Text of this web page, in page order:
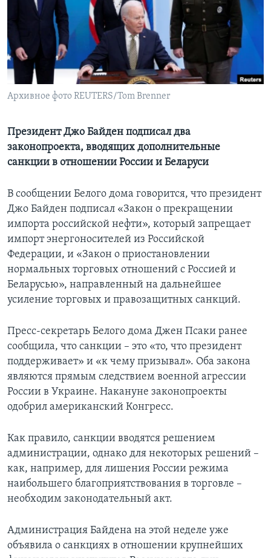
Learning English
СОЦИАЛЬНЫЕ СЕТИ
Архивное фото REUTERS/Tom Brenner
Президент Джо Байден подписал два
законопроекта, вводящих дополнительные
санкции в отношении России и Беларуси
В сообщении Белого дома говорится, что президент
Джо Байден подписал «Закон о прекращении
импорта российской нефти», который запрещает
импорт энергоносителей из Российской
Федерации, и «Закон о приостановлении
нормальных торговых отношений с Россией и
Беларусью», направленный на дальнейшее
усиление торговых и правозащитных санкций.
Пресс-секретарь Белого дома Джен Псаки ранее
сообщила, что санкции – это «то, что президент
поддерживает» и «к чему призывал». Оба закона
являются прямым следствием военной агрессии
России в Украине. Накануне законопроекты
одобрил американский Конгресс.
Как правило, санкции вводятся решением
администрации, однако для некоторых решений –
как, например, для лишения России режима
наибольшего благоприятствования в торговле –
необходим законодательный акт.
Администрация Байдена на этой неделе уже
объявила о санкциях в отношении крупнейших